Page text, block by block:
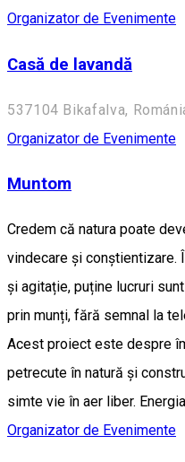
Organizator de Evenimente
Casă de lavandă
537104 Bikafalva,
Organizator de Evenimente
Muntom
Credem că natura poate
vindecare și
și agitație, puține lucruri
prin munți, fără semnal la
Acest proiect este despre
petrecute în natură și
simte vie în aer liber.
Organizator de Evenimente